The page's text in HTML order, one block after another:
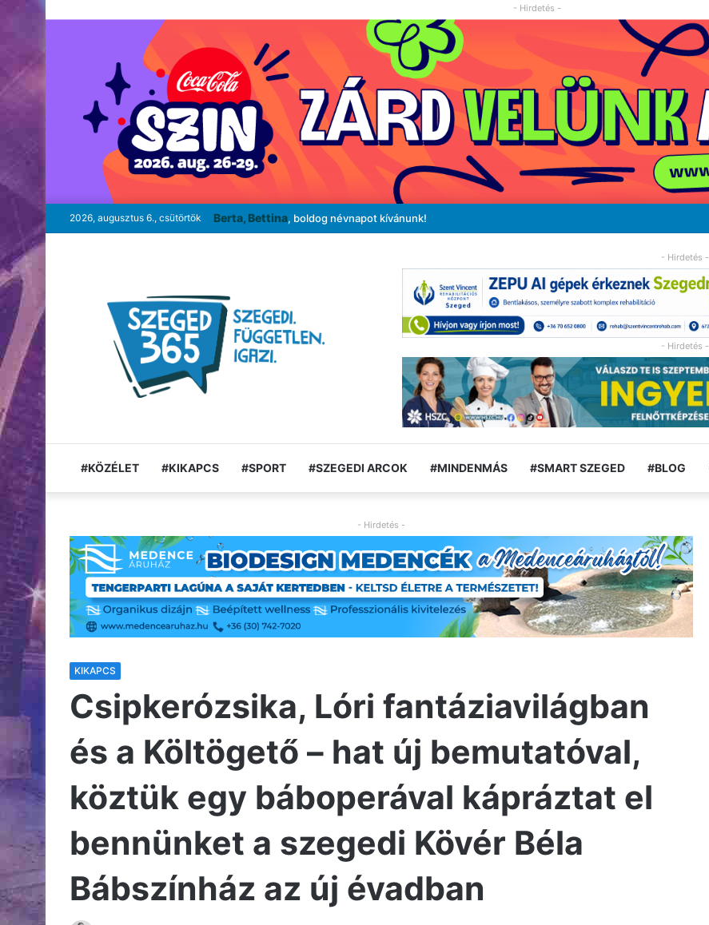
- Hirdetés -
2026, augusztus 6., csütörtök Berta, Bettina, boldog névnapot kívánunk!
- Hirdetés -
- Hirdetés -
#KÖZÉLET #KIKAPCS #SPORT #SZEGEDI ARCOK #MINDENMÁS #SMART SZEGED #BLOG
- Hirdetés -
KIKAPCS
Csipkerózsika, Lóri fantáziavilágban
és a Költögető – hat új bemutatóval,
köztük egy báboperával kápráztat el
bennünket a szegedi Kövér Béla
Bábszínház az új évadban